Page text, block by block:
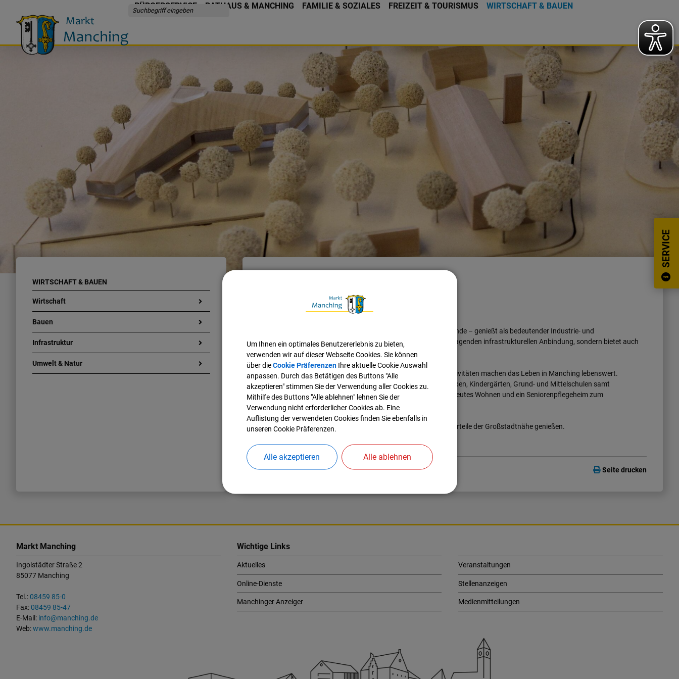
BÜRGERSERVICE RATHAUS & MANCHING FAMILIE & SOZIALES FREIZEIT & TOURISMUS WIRTSCHAFT & BAUEN
SERVICE
WIRTSCHAFT & BAUEN
Wirtschaft
Bauen
Infrastruktur
Umwelt & Natur
Wirtschaft & Bauen
Manching – eine zukunftsorientierte, aufstrebende Marktgemeinde – genießt als bedeutender Industrie- und
Gewerbestandort der Region nicht nur die Vorteile einer hervorragenden infrastrukturellen Anbindung, sondern bietet auch
ein abwechslungsreiches Freizeit- und Kulturangebot.
Auch das rege Vereinsleben sowie zahlreiche weitere Freizeitaktivitäten machen das Leben in Manching lebenswert.
Familien erwartet ein vielfältiges soziales Netzwerk– Kinderkrippen, Kindergärten, Grund- und Mittelschulen samt
Mittagsbetreuung und eine Realschule gehören ebenso wie betreutes Wohnen und ein Seniorenpflegeheim zum
generationenübergreifenden Angebot.
Lebensqualität in Manching heißt: Leben auf dem Land – die Vorteile der Großstadtnähe genießen.
Nach oben Seite drucken
Markt Manching
Ingolstädter Straße 2
85077 Manching
Tel.:08459 85-0
Fax:08459 85-47
E-Mail: info@manching.de
Web:www.manching.de
Wichtige Links
Aktuelles
Online-Dienste
Manchinger Anzeiger
Veranstaltungen
Stellenanzeigen
Medienmitteilungen
Um Ihnen ein optimales Benutzererlebnis zu bieten,
verwenden wir auf dieser Webseite Cookies. Sie können
über dieCookie PräferenzenIhre aktuelle Cookie Auswahl
anpassen. Durch das Betätigen des Buttons "Alle
akzeptieren" stimmen Sie der Verwendung aller Cookies zu.
Mithilfe des Buttons "Alle ablehnen" lehnen Sie der
Verwendung nicht erforderlicher Cookies ab. Eine
Auflistung der verwendeten Cookies finden Sie ebenfalls in
unseren Cookie Präferenzen.
Alle akzeptieren Alle ablehnen